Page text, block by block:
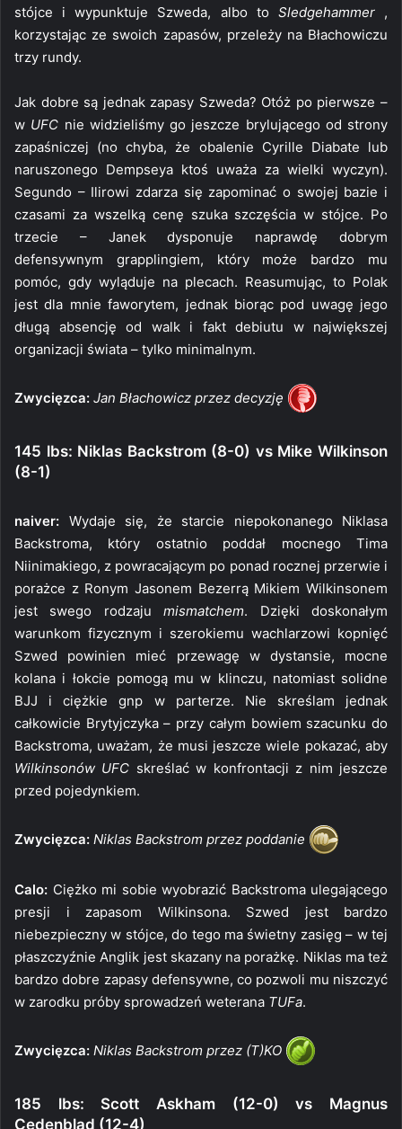
stójce i wypunktuje Szweda, albo to Sledgehammer ,
korzystając ze swoich zapasów, przeleży na Błachowiczu
trzy rundy.
Jak dobre są jednak zapasy Szweda? Otóż po pierwsze –
w UFC nie widzieliśmy go jeszcze brylującego od strony
zapaśniczej (no chyba, że obalenie Cyrille Diabate lub
naruszonego Dempseya ktoś uważa za wielki wyczyn).
Segundo – Ilirowi zdarza się zapominać o swojej bazie i
czasami za wszelką cenę szuka szczęścia w stójce. Po
trzecie – Janek dysponuje naprawdę dobrym
defensywnym grapplingiem, który może bardzo mu
pomóc, gdy wyląduje na plecach. Reasumując, to Polak
jest dla mnie faworytem, jednak biorąc pod uwagę jego
długą absencję od walk i fakt debiutu w największej
organizacji świata – tylko minimalnym.
Zwycięzca: Jan Błachowicz przez decyzję
145 lbs: Niklas Backstrom (8-0) vs Mike Wilkinson
(8-1)
naiver: Wydaje się, że starcie niepokonanego Niklasa
Backstroma, który ostatnio poddał mocnego Tima
Niinimakiego, z powracającym po ponad rocznej przerwie i
porażce z Ronym Jasonem Bezerrą Mikiem Wilkinsonem
jest swego rodzajumismatchem. Dzięki doskonałym
warunkom fizycznym i szerokiemu wachlarzowi kopnięć
Szwed powinien mieć przewagę w dystansie, mocne
kolana i łokcie pomogą mu w klinczu, natomiast solidne
BJJ i ciężkie gnp w parterze. Nie skreślam jednak
całkowicie Brytyjczyka – przy całym bowiem szacunku do
Backstroma, uważam, że musi jeszcze wiele pokazać, aby
Wilkinsonów UFC skreślać w konfrontacji z nim jeszcze
przed pojedynkiem.
Zwycięzca: Niklas Backstrom przez poddanie
Calo: Ciężko mi sobie wyobrazić Backstroma ulegającego
presji i zapasom Wilkinsona. Szwed jest bardzo
niebezpieczny w stójce, do tego ma świetny zasięg – w tej
płaszczyźnie Anglik jest skazany na porażkę. Niklas ma też
bardzo dobre zapasy defensywne, co pozwoli mu niszczyć
w zarodku próby sprowadzeń weterana TUFa.
Zwycięzca: Niklas Backstrom przez (T)KO
185 lbs: Scott Askham (12-0) vs Magnus
Cedenblad (12-4)